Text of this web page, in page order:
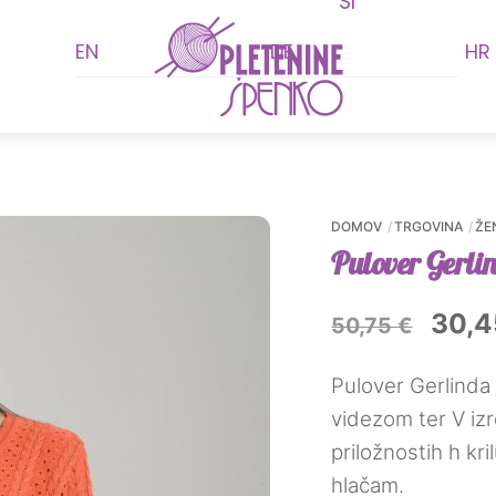
Menu
EN DE HR
DOMOV TRGOVINA
Pulover
50,75€
je
bila:
Pulover
videzom ter V
priložnostih h
hlačam.